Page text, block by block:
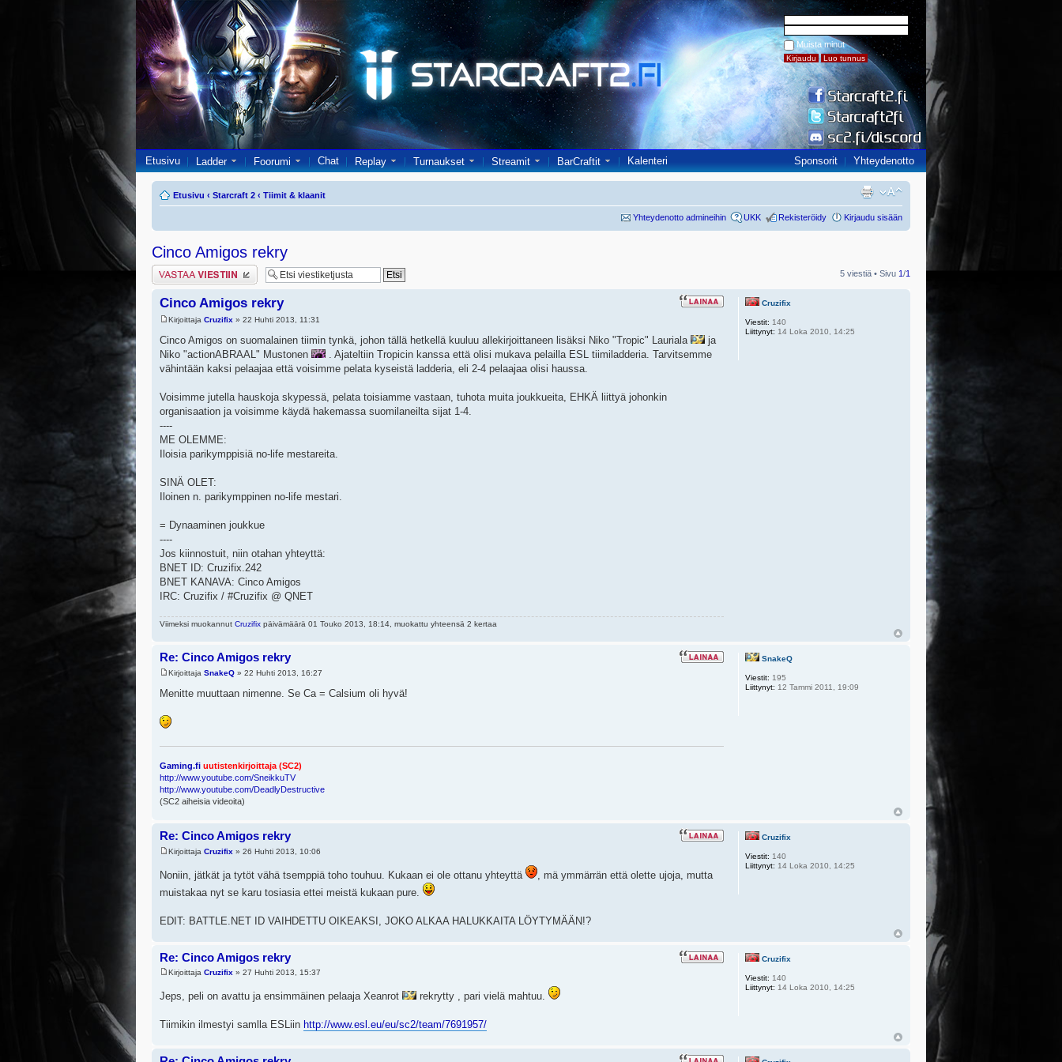
Muista minut
Etusivu Ladder Foorumi Chat Replay Turnaukset Streamit BarCraftit Kalenteri Sponsorit Yhteydenotto
Etusivu ‹ Starcraft 2 ‹ Tiimit & klaanit
Yhteydenotto admineihin UKK Rekisteröidy Kirjaudu sisään
Cinco Amigos rekry
Lähetä vastaus 5 viestiä • Sivu 1/1
Cinco Amigos rekry
Kirjoittaja Cruzifix » 22 Huhti 2013, 11:31
Cinco Amigos on suomalainen tiimin tynkä, johon tällä hetkellä kuuluu allekirjoittaneen lisäksi Niko "Tropic" Lauriala
ja
Niko "actionABRAAL" Mustonen
. Ajateltiin Tropicin kanssa että olisi mukava pelailla ESL tiimiladderia. Tarvitsemme
vähintään kaksi pelaajaa että voisimme pelata kyseistä ladderia, eli 2-4 pelaajaa olisi haussa.
Voisimme jutella hauskoja skypessä, pelata toisiamme vastaan, tuhota muita joukkueita, EHKÄ liittyä johonkin
organisaation ja voisimme käydä hakemassa suomilaneilta sijat 1-4.
----
ME OLEMME:
Iloisia parikymppisiä no-life mestareita.
SINÄ OLET:
Iloinen n. parikymppinen no-life mestari.
= Dynaaminen joukkue
----
Jos kiinnostuit, niin otahan yhteyttä:
BNET ID: Cruzifix.242
BNET KANAVA: Cinco Amigos
IRC: Cruzifix / #Cruzifix @ QNET
Viimeksi muokannut Cruzifix päivämäärä 01 Touko 2013, 18:14, muokattu yhteensä 2 kertaa
Cruzifix
Viestit: 140
Liittynyt: 14 Loka 2010, 14:25
Re: Cinco Amigos rekry
Kirjoittaja SnakeQ » 22 Huhti 2013, 16:27
Menitte muuttaan nimenne. Se Ca = Calsium oli hyvä!
Gaming.fi uutistenkirjoittaja (SC2)
http://www.youtube.com/SneikkuTV
http://www.youtube.com/DeadlyDestructive
(SC2 aiheisia videoita)
SnakeQ
Viestit: 195
Liittynyt: 12 Tammi 2011, 19:09
Re: Cinco Amigos rekry
Kirjoittaja Cruzifix » 26 Huhti 2013, 10:06
Noniin, jätkät ja tytöt vähä tsemppiä toho touhuu. Kukaan ei ole ottanu yhteyttä
, mä ymmärrän että olette ujoja, mutta
muistakaa nyt se karu tosiasia ettei meistä kukaan pure.
EDIT: BATTLE.NET ID VAIHDETTU OIKEAKSI, JOKO ALKAA HALUKKAITA LÖYTYMÄÄN!?
Cruzifix
Viestit: 140
Liittynyt: 14 Loka 2010, 14:25
Re: Cinco Amigos rekry
Kirjoittaja Cruzifix » 27 Huhti 2013, 15:37
Jeps, peli on avattu ja ensimmäinen pelaaja Xeanrot rekrytty , pari vielä mahtuu.
Tiimikin ilmestyi samlla ESLiin http://www.esl.eu/eu/sc2/team/7691957/
Cruzifix
Viestit: 140
Liittynyt: 14 Loka 2010, 14:25